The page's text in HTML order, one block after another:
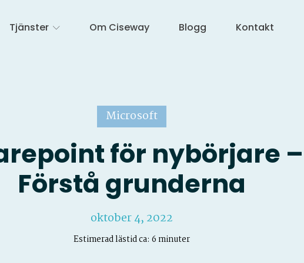
Tjänster Om Ciseway Blogg Kontakt
Microsoft
för nybörjare –
Förstå grunderna
oktober 4, 2022
Estimerad lästid ca: 6 minuter